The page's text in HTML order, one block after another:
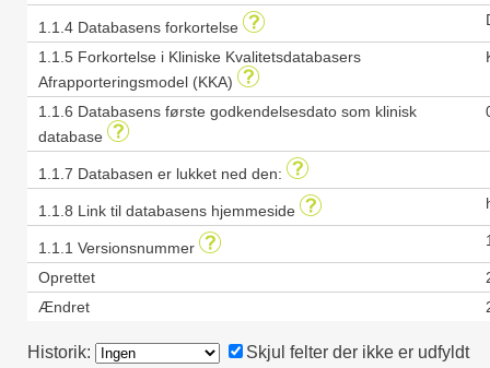
1.1.4 Databasens forkortelse
1.1.5 Forkortelse i Kliniske Kvalitetsdatabasers
Afrapporteringsmodel (KKA)
1.1.6 Databasens første godkendelsesdato som klinisk
database
1.1.7 Databasen er lukket ned den:
1.1.8 Link til databasens hjemmeside
1.1.1 Versionsnummer
Oprettet
Ændret
Historik: Skjul felter der ikke er udfyldt